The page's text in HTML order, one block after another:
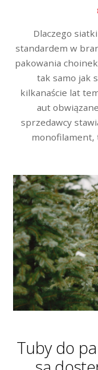
Dlaczego
standardem w
pakowania
tak samo jak
kilkanaście lat
aut
sprzedawcy
monofilament,
Tuby do